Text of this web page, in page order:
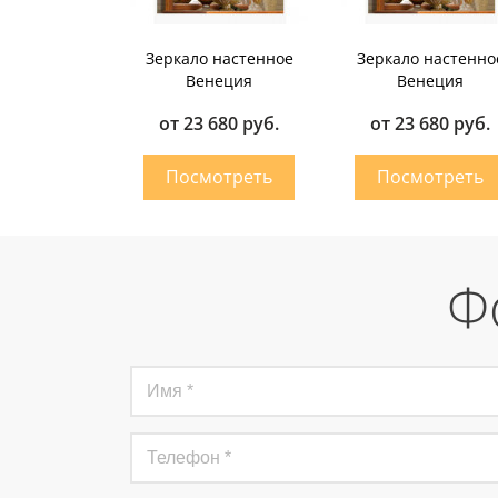
Зеркало настенное
Венеция
от 23 680 руб.
Зеркало
Венеция
от 23 680 руб.